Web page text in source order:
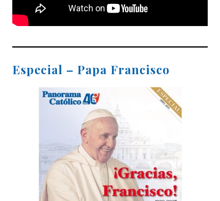
Especial – Papa Francisco